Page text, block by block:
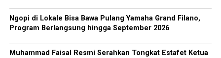
Ngopi di Lokale Bisa Bawa Pulang Yamaha Grand Filano,
Program Berlangsung hingga September 2026
Muhammad Faisal Resmi Serahkan Tongkat Estafet Ketua